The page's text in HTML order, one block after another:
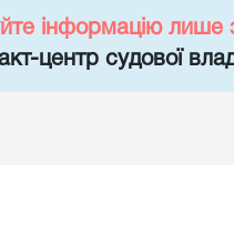
інформацію лише
центр судової